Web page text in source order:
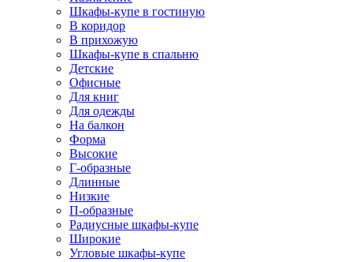
Шкафы-купе в гостиную
В коридор
В прихожую
Шкафы-купе в спальню
Детские
Офисные
Для книг
Для одежды
На балкон
Форма
Высокие
Г-образные
Длинные
Низкие
П-образные
Радиусные шкафы-купе
Широкие
Угловые шкафы-купе